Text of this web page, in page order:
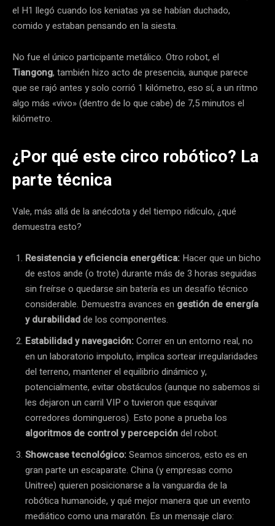
el H1 llegó cuando los keniatas ya se habían duchado,
comido y estaban pensando en la siesta.
No fue el único participante metálico. Otro robot, el
Tiangong, también hizo acto de presencia, aunque parece
que se rajó antes y solo corrió 1 kilómetro, eso sí, a un ritmo
algo más «vivo» (dentro de lo que cabe) de 7,5 minutos el
kilómetro.
¿Por qué este circo robótico? La
parte técnica
Vale, más allá de la anécdota y del tiempo ridículo, ¿qué
demuestra esto?
Resistencia y eficiencia energética: Hacer que un bicho
de estos ande (o trote) durante más de 3 horas seguidas
sin freírse o quedarse sin batería es un desafío técnico
considerable. Demuestra avances en gestión de energía
y durabilidadde los componentes.
Estabilidad y navegación:Correr en un entorno real, no
en un laboratorio impoluto, implica sortear irregularidades
del terreno, mantener el equilibrio dinámico y,
potencialmente, evitar obstáculos (aunque no sabemos si
les dejaron un carril VIP o tuvieron que esquivar
corredores domingueros). Esto pone a prueba los
algoritmos de control y percepcióndel robot.
Showcase tecnológico:Seamos sinceros, esto es en
gran parte un escaparate. China (y empresas como
Unitree) quieren posicionarse a la vanguardia de la
robótica humanoide, y qué mejor manera que un evento
mediático como una maratón. Es un mensaje claro: